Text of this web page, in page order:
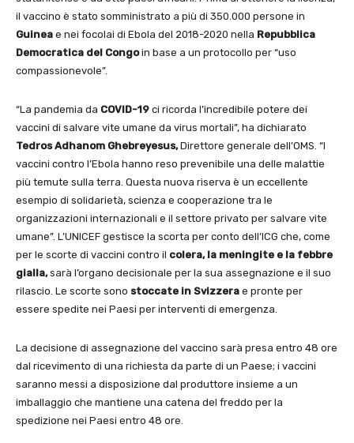
il vaccino è stato somministrato a più di 350.000 persone in
Guinea e nei focolai di Ebola del 2018-2020 nella Repubblica
Democratica del Congoin base a un protocollo per “uso
compassionevole”.
“La pandemia da COVID-19 ci ricorda l’incredibile potere dei
vaccini di salvare vite umane da virus mortali”, ha dichiarato
Tedros Adhanom Ghebreyesus,Direttore generale dell’OMS. “I
vaccini contro l’Ebola hanno reso prevenibile una delle malattie
più temute sulla terra. Questa nuova riserva è un eccellente
esempio di solidarietà, scienza e cooperazione tra le
organizzazioni internazionali e il settore privato per salvare vite
umane”. L’UNICEF gestisce la scorta per conto dell’ICG che, come
per le scorte di vaccini contro il colera, la meningite e la febbre
gialla,sarà l’organo decisionale per la sua assegnazione e il suo
rilascio. Le scorte sono stoccate in Svizzera e pronte per
essere spedite nei Paesi per interventi di emergenza.
La decisione di assegnazione del vaccino sarà presa entro 48 ore
dal ricevimento di una richiesta da parte di un Paese; i vaccini
saranno messi a disposizione dal produttore insieme a un
imballaggio che mantiene una catena del freddo per la
spedizione nei Paesi entro 48 ore.